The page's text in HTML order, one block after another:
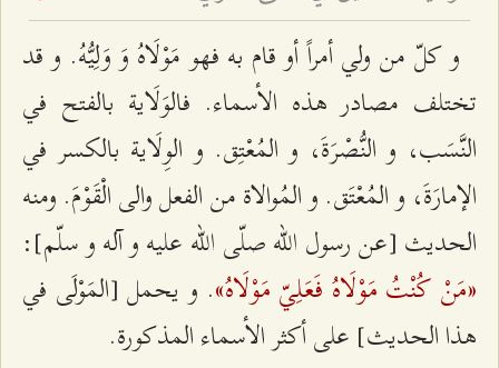
و كلّ من ولي أمراً أو قام به فهو مَوْلَاهُ وَ وَلِيُّهُ. و قد
تختلف مصادر هذه الأسماء. فالوَلَاية بالفتح في
النَّسَب، و النُّصْرَةَ، و المُعْتِق. و الوِلَاية بالكسر في
الإمارَةَ، و المُعْتَق. و المُوالاة من الفعل والى الْقَوْمَ. ومنه
الحديث [عن رسول الله صلّى الله عليه و آله و سلّم‌]:
«مَنْ كُنْتُ مَوْلَاهُ فَعَلِيّ مَوْلَاهُ‌». و يحمل [المَوْلَى في
هذا الحديث‌] على أكثر الأسماء المذكورة.